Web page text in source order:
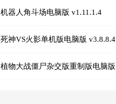
机器人角斗场电脑版 v1.11.1.4
死神VS火影单机版电脑版 v3.8.8.4